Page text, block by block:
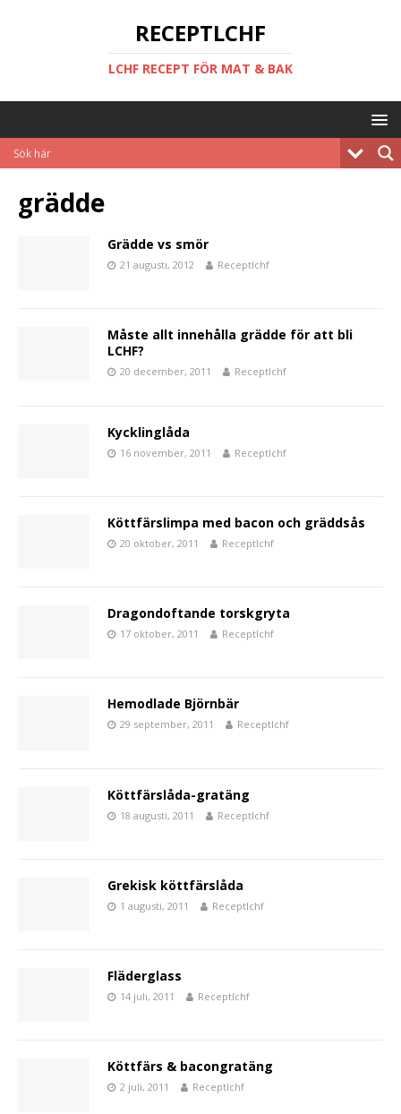
RECEPTLCHF
LCHF RECEPT FÖR MAT & BAK
grädde
Grädde vs smör
21 augusti, 2012 Receptlchf
Måste allt innehålla grädde för att bli
LCHF?
20 december, 2011 Receptlchf
Kycklinglåda
16 november, 2011 Receptlchf
Köttfärslimpa med bacon och gräddsås
20 oktober, 2011 Receptlchf
Dragondoftande torskgryta
17 oktober, 2011 Receptlchf
Hemodlade Björnbär
29 september, 2011 Receptlchf
Köttfärslåda-gratäng
18 augusti, 2011 Receptlchf
Grekisk köttfärslåda
1 augusti, 2011 Receptlchf
Fläderglass
14 juli, 2011 Receptlchf
Köttfärs & bacongratäng
2 juli, 2011 Receptlchf